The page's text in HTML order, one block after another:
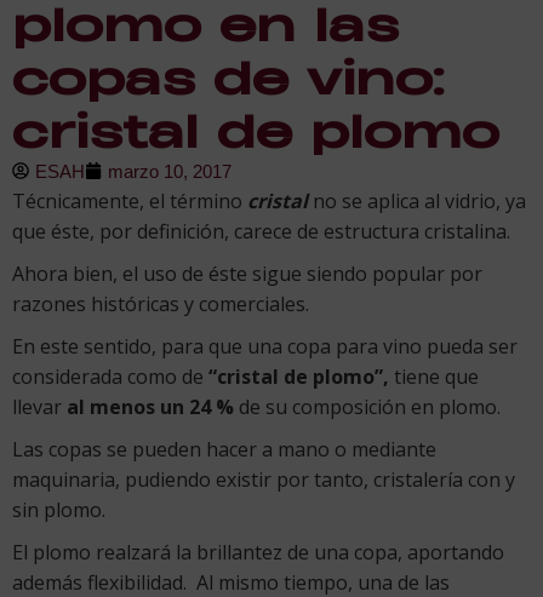
plomo en las
copas de vino:
cristal de plomo
ESAH marzo 10, 2017
Técnicamente, el término cristalno se aplica al vidrio, ya
que éste, por definición, carece de estructura cristalina.
Ahora bien, el uso de éste sigue siendo popular por
razones históricas y comerciales.
En este sentido, para que una copa para vino pueda ser
considerada como de “cristal de plomo”, tiene que
llevar al menos un 24 % de su composición en plomo.
Las copas se pueden hacer a mano o mediante
maquinaria, pudiendo existir por tanto, cristalería con y
sin plomo.
El plomo realzará la brillantez de una copa, aportando
además flexibilidad. Al mismo tiempo, una de las